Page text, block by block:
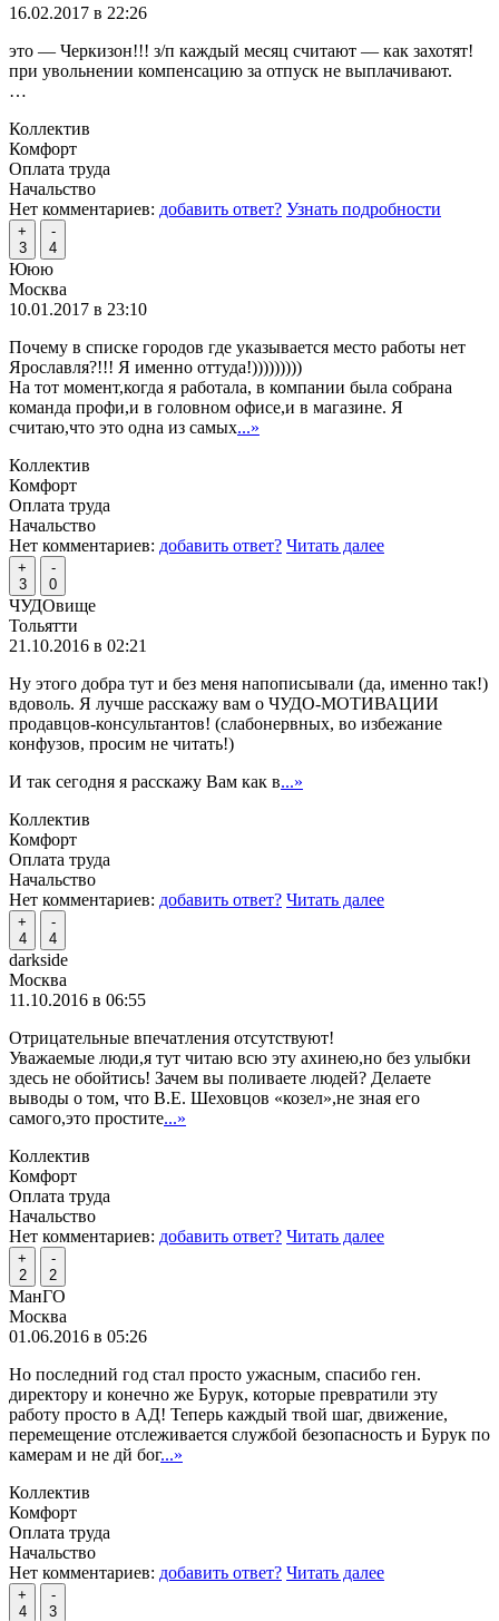
16.02.2017 в 22:26
это — Черкизон!!! з/п каждый месяц считают — как захотят!
при увольнении компенсацию за отпуск не выплачивают.
…
Коллектив
Комфорт
Оплата труда
Начальство
Нет комментариев: добавить ответ? Узнать подробности
+
3
-
4
Ююю
Москва
10.01.2017 в 23:10
Почему в списке городов где указывается место работы нет
Ярославля?!!! Я именно оттуда!)))))))))
На тот момент,когда я работала, в компании была собрана
команда профи,и в головном офисе,и в магазине. Я
считаю,что это одна из самых...»
Коллектив
Комфорт
Оплата труда
Начальство
Нет комментариев: добавить ответ? Читать далее
+
3
-
0
ЧУДОвище
Тольятти
21.10.2016 в 02:21
Ну этого добра тут и без меня напописывали (да, именно так!)
вдоволь. Я лучше расскажу вам о ЧУДО-МОТИВАЦИИ
продавцов-консультантов! (слабонервных, во избежание
конфузов, просим не читать!)
И так сегодня я расскажу Вам как в...»
Коллектив
Комфорт
Оплата труда
Начальство
Нет комментариев: добавить ответ? Читать далее
+
4
-
4
darkside
Москва
11.10.2016 в 06:55
Отрицательные впечатления отсутствуют!
Уважаемые люди,я тут читаю всю эту ахинею,но без улыбки
здесь не обойтись! Зачем вы поливаете людей? Делаете
выводы о том, что В.Е. Шеховцов «козел»,не зная его
самого,это простите...»
Коллектив
Комфорт
Оплата труда
Начальство
Нет комментариев: добавить ответ? Читать далее
+
2
-
2
МанГО
Москва
01.06.2016 в 05:26
Но последний год стал просто ужасным, спасибо ген.
директору и конечно же Бурук, которые превратили эту
работу просто в АД! Теперь каждый твой шаг, движение,
перемещение отслеживается службой безопасность и Бурук по
камерам и не дй бог...»
Коллектив
Комфорт
Оплата труда
Начальство
Нет комментариев: добавить ответ? Читать далее
+
4
-
3